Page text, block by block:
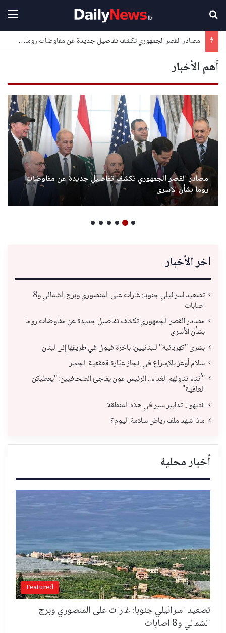
مصادر القصر الجمهوري تكشف تفاصيل جديدة عن مفاوضات روما بشأن الأسرى
أهم الأخبار
مصادر القصر الجمهوري تكشف تفاصيل جديدة عن مفاوضات
روما بشأن الأسرى
اخر الأخبار
تصعيد اسرائيلي جنوبا: غارات على المنصوري وبرج الشمالي و8
اصابات
مصادر القصر الجمهوري تكشف تفاصيل جديدة عن مفاوضات روما
بشأن الأسرى
بشرى "كهربائية" للبنانيين: باخرة فيول في طريقها إلى لبنان
سلام أوعز بالإسراع في إنجاز عبّارة قعقعية الجسر
"أثناء تناولهم الغداء.. الرئيس عون يفاجئ الصحافيين: "يعطيكن
العافية"
انتبهوا.. تدابير سير في هذه المنطقة
ماذا شهد ملف رياض سلامة اليوم؟
أخبار محلية
Featured
تصعيد اسرائيلي جنوبا: غارات على المنصوري وبرج
الشمالي و8 اصابات